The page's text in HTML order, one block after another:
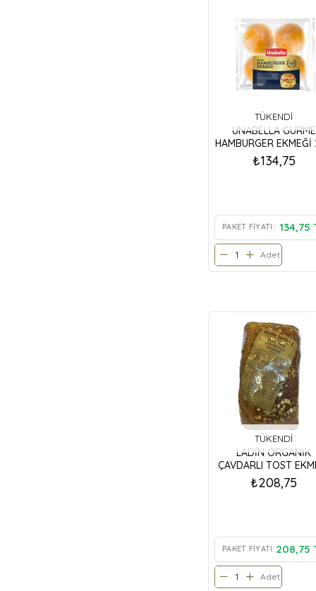
TÜKENDI
UNABELLA GURME
HAMBURGER
GR
₺134,75
PAKET FIYATI: 134,75
Adet
TÜKENDI
LADİN ORGANİK
ÇAVDARLI TOST
600 GR
₺208,75
PAKET FIYATI: 208,75
Adet